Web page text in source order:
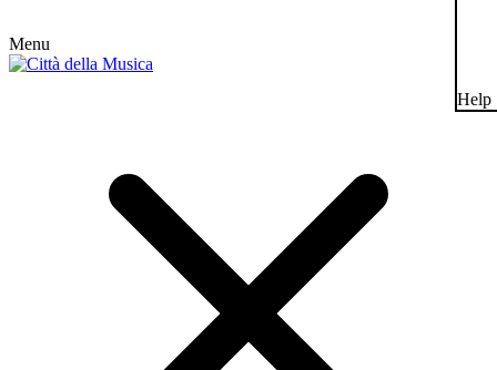
Menu
Help